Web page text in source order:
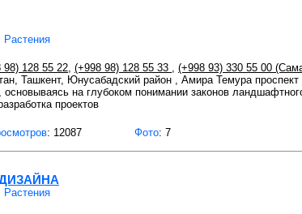
Растения
98) 128 55 22, (+998 98) 128 55 33 , (+998 93) 330 55 00
Ташкент, Юнусабадский район , Амира Темура
на глубоком понимании законов
проектов
: 12087 Фото: 7
Растения